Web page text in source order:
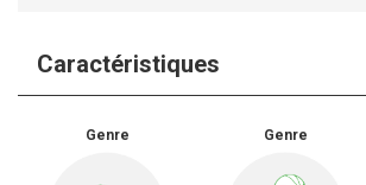
Caractéristiques
Genre Genre